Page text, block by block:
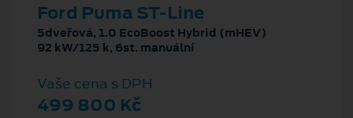
Ford Puma ST-Line
5dveřová, 1.0 EcoBoost Hybrid (mHEV)
92 kW/125 k, 6st. manuální
Vaše cena s DPH
499 800 Kč